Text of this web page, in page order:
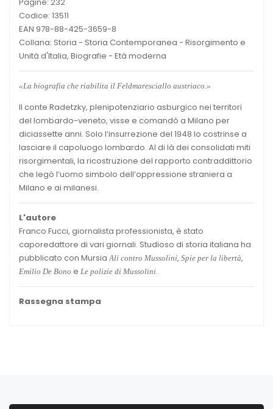
Codice: 13511
EAN 978-88-425-3659-8
Collana: Storia - Storia Contemporanea - Risorgimento e
Unità d'Italia, Biografie - Età moderna
«La biografia che riabilita il Feldmaresciallo austriaco.»
Il conte Radetzky, plenipotenziario asburgico nei territori
del lombardo-veneto, visse e comandò a Milano per
diciassette anni. Solo l’insurrezione del 1948 lo costrinse a
lasciare il capoluogo lombardo. Al di là dei consolidati miti
risorgimentali, la ricostruzione del rapporto contraddittorio
che legò l’uomo simbolo dell’oppressione straniera a
Milano e ai milanesi.
L'autore
Franco Fucci, giornalista professionista, è stato
caporedattore di vari giornali. Studioso di storia italiana ha
pubblicato con Mursia Ali contro Mussolini, Spie per la libertà,
Emilio De Bono e Le polizie di Mussolini.
Rassegna stampa